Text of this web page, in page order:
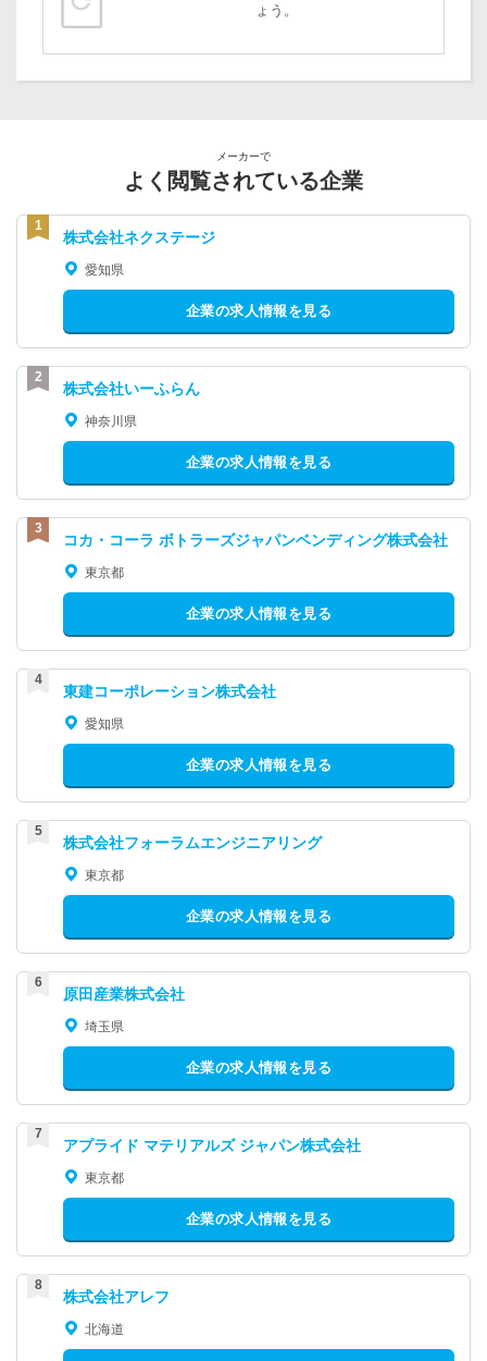
ょう。
メーカーで
よく閲覧されている企業
株式会社ネクステージ
愛知県
企業の求人情報を見る
株式会社いーふらん
神奈川県
企業の求人情報を見る
コカ・コーラ ボトラーズジャパンベンディング株式会社
東京都
企業の求人情報を見る
東建コーポレーション株式会社
愛知県
企業の求人情報を見る
株式会社フォーラムエンジニアリング
東京都
企業の求人情報を見る
原田産業株式会社
埼玉県
企業の求人情報を見る
アプライド マテリアルズ ジャパン株式会社
東京都
企業の求人情報を見る
株式会社アレフ
北海道